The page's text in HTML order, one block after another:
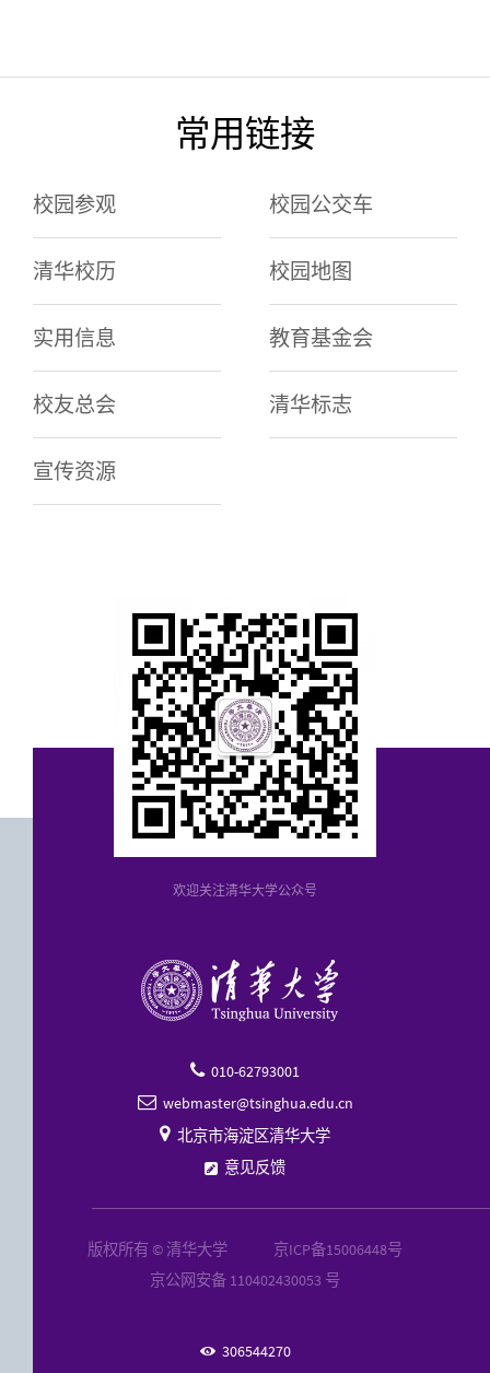
常用链接
校园参观 校园公交车
清华校历 校园地图
实用信息 教育基金会
校友总会 清华标志
宣传资源
欢迎关注清华大学公众号
 010-62793001
 webmaster@tsinghua.edu.cn
 北京市海淀区清华大学
意见反馈
版权所有 © 清华大学
京ICP备15006448号
京公网安备 110402430053 号
 306544270